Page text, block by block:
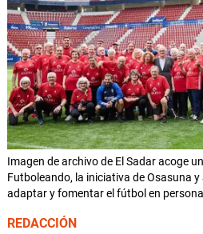
Imagen de archivo de El Sadar acoge
Futboleando, la iniciativa de Osasuna
adaptar y fomentar el fútbol en
REDACCIÓN